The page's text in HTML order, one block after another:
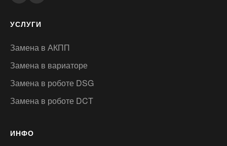
УСЛУГИ
Замена в АКПП
Замена в вариаторе
Замена в роботе DSG
Замена в роботе DCT
ИНФО